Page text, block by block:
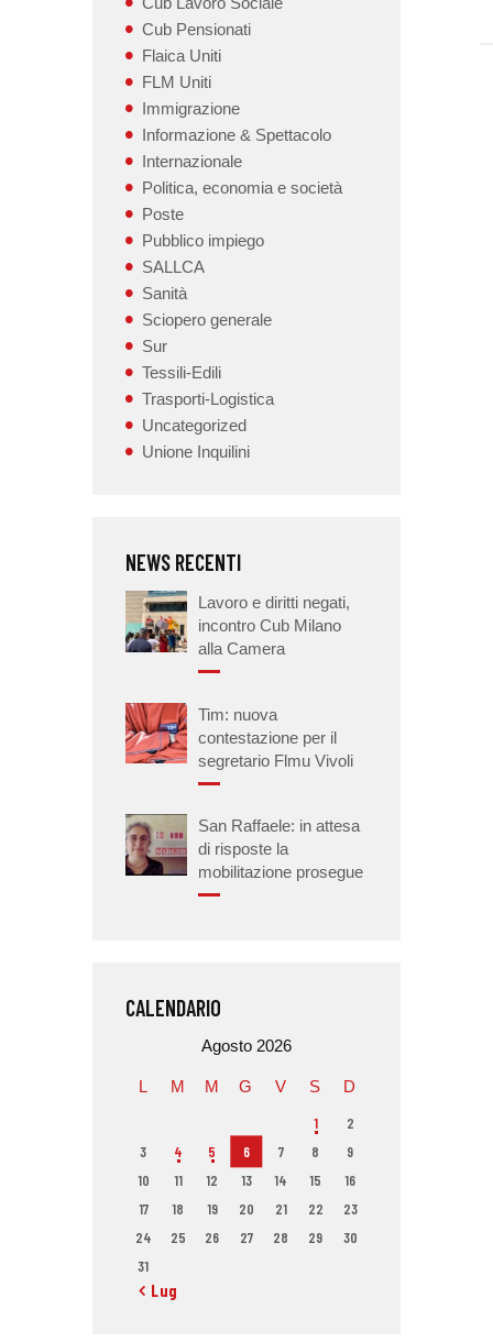
Cub Pensionati
Flaica Uniti
FLM Uniti
Immigrazione
Informazione & Spettacolo
Internazionale
Politica, economia e società
Poste
Pubblico impiego
SALLCA
Sanità
Sciopero generale
Sur
Tessili-Edili
Trasporti-Logistica
Uncategorized
Unione Inquilini
NEWS RECENTI
Lavoro e diritti negati,
incontro Cub Milano
alla Camera
Tim: nuova
contestazione per il
segretario Flmu Vivoli
San Raffaele: in attesa
di risposte la
mobilitazione prosegue
CALENDARIO
Agosto 2026
L M M G V S D
1
2
3
4 5 6 7 8
9
10
11 12 13 14 15
16
17
18 19 20 21 22
23
24
25 26 27 28 29
30
31
« Lug